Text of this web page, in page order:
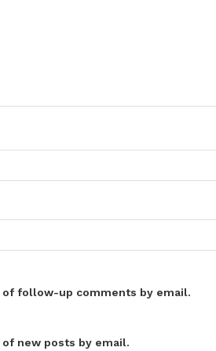
of follow-up comments by email.
new posts by email.